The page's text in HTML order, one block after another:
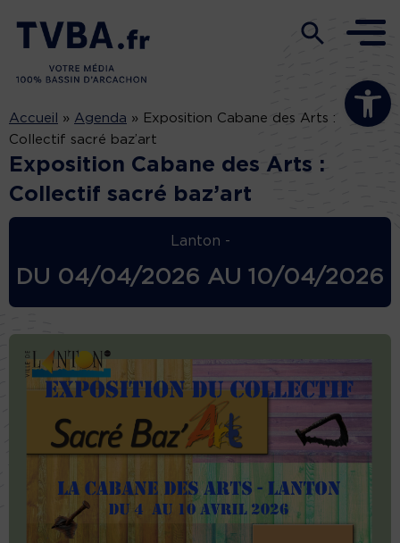
Ouvrir la
Accueil » Agenda » Exposition Cabane des Arts :
Collectif sacré baz’art
Exposition Cabane des Arts :
Collectif sacré baz’art
Lanton -
DU 04/04/2026 AU 10/04/2026